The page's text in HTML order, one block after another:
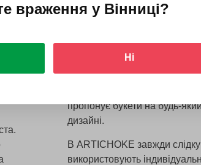
Чому ми
ARTICHOKE
ARTICHOKE — це квітковий
тематичних воркшопів.
пропонує букети на будь-
дизайні.
В ARTICHOKE завжди
використовують
враження у Вінниці?
Ні